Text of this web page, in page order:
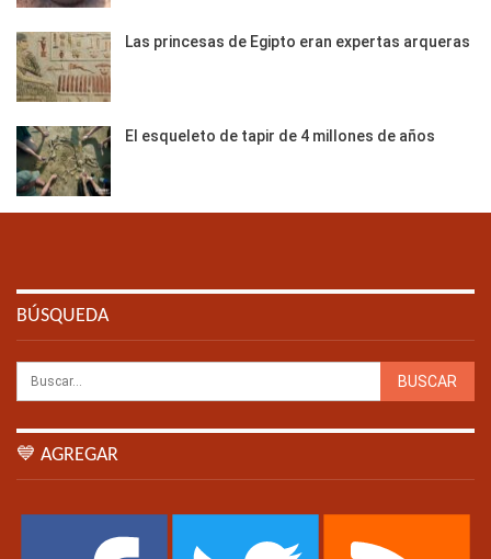
Las princesas de Egipto eran expertas arqueras
El esqueleto de tapir de 4 millones de años
BÚSQUEDA
💙 AGREGAR